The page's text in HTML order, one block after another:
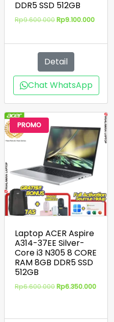
DDR5 SSD 512GB
Rp9.600.000Harga
Rp9.600.000.
Rp9.100.000Harga
Detail
Chat WhatsApp
PROMO
Laptop ACER Aspire
A314-37EE Silver-
Core i3 N305 8 CORE
RAM 8GB DDR5 SSD
512GB
Rp6.600.000Harga
Rp6.350.000